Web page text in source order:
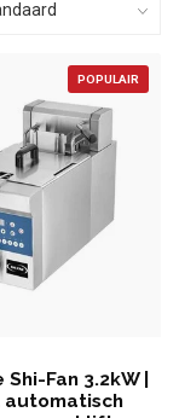
POPULAIR
Fan 3.2kW |
automatisch